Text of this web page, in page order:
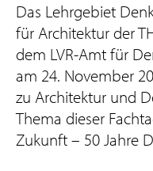
Das Lehrgebiet
für Architektur der
dem LVR-Amt für
am 24. November
zu Architektur und
Thema dieser
Zukunft – 50 Jahre